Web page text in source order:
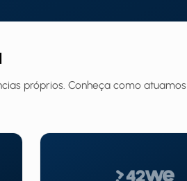
próprios. Conheça como atuamos